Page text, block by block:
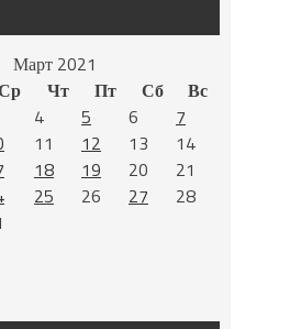
Март 2021
Чт Пт Сб
Вс
4 5 6
7
11 12 13
14
18 19 20
21
25 26 27
28